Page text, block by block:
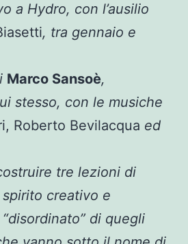
a Hydro, con l’ausilio
, tra gennaio e
Marco Sansoè,
stesso, con le musiche
Roberto Bevilacqua ed
tre lezioni di
creativo e
di quegli